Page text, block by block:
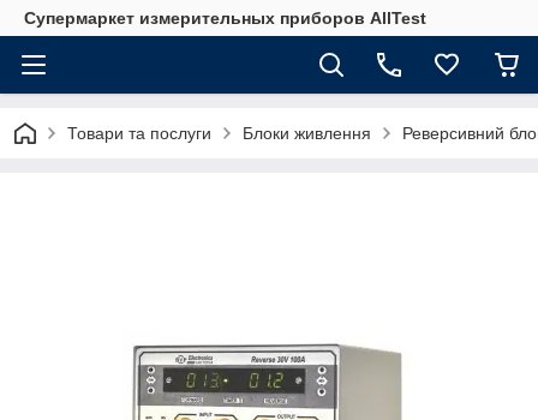
Супермаркет измерительных приборов AllTest
Товари та послуги Блоки живлення Реверсивний